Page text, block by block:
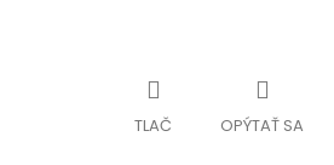
TLAČ OPÝTAŤ SA